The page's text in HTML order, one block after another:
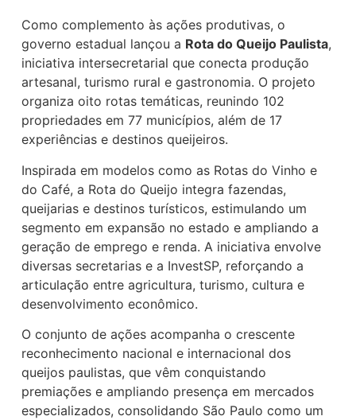
Como complemento às ações produtivas, o
governo estadual lançou a Rota do Queijo Paulista,
iniciativa intersecretarial que conecta produção
artesanal, turismo rural e gastronomia. O projeto
organiza oito rotas temáticas, reunindo 102
propriedades em 77 municípios, além de 17
experiências e destinos queijeiros.
Inspirada em modelos como as Rotas do Vinho e
do Café, a Rota do Queijo integra fazendas,
queijarias e destinos turísticos, estimulando um
segmento em expansão no estado e ampliando a
geração de emprego e renda. A iniciativa envolve
diversas secretarias e a InvestSP, reforçando a
articulação entre agricultura, turismo, cultura e
desenvolvimento econômico.
O conjunto de ações acompanha o crescente
reconhecimento nacional e internacional dos
queijos paulistas, que vêm conquistando
premiações e ampliando presença em mercados
especializados, consolidando São Paulo como um